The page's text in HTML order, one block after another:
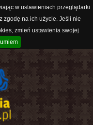
w ustawieniach przeglądarki
zgodę na ich użycie. Jeśli nie
zmień ustawienia swojej